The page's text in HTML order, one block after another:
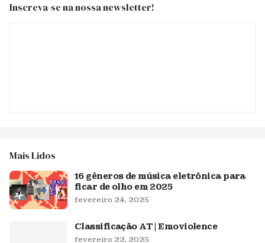
Inscreva-se na nossa newsletter!
Mais Lidos
16 gêneros de música eletrônica para
ficar de olho em 2025
fevereiro 24, 2025
Classificação AT | Emoviolence
fevereiro 22, 2025